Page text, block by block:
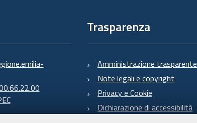
Trasparenza
Amministrazione trasparente
Note legali e copyright
Privacy e Cookie
Dichiarazione di accessibilità